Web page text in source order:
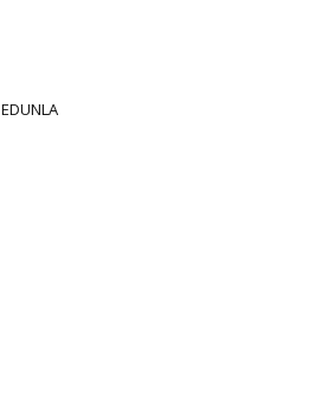
EDUNLA